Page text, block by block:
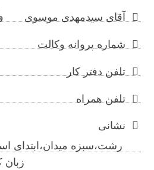
آقای سیدمهدی موسوی
شماره پروانه وکالت
تلفن دفتر کار
تلفن همراه
نشانی
رشت،سبزه میدان،ابتدای
زبان